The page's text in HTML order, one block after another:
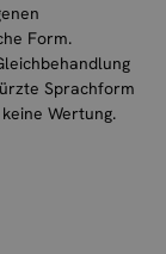
Form.
Sprachform
Wertung.